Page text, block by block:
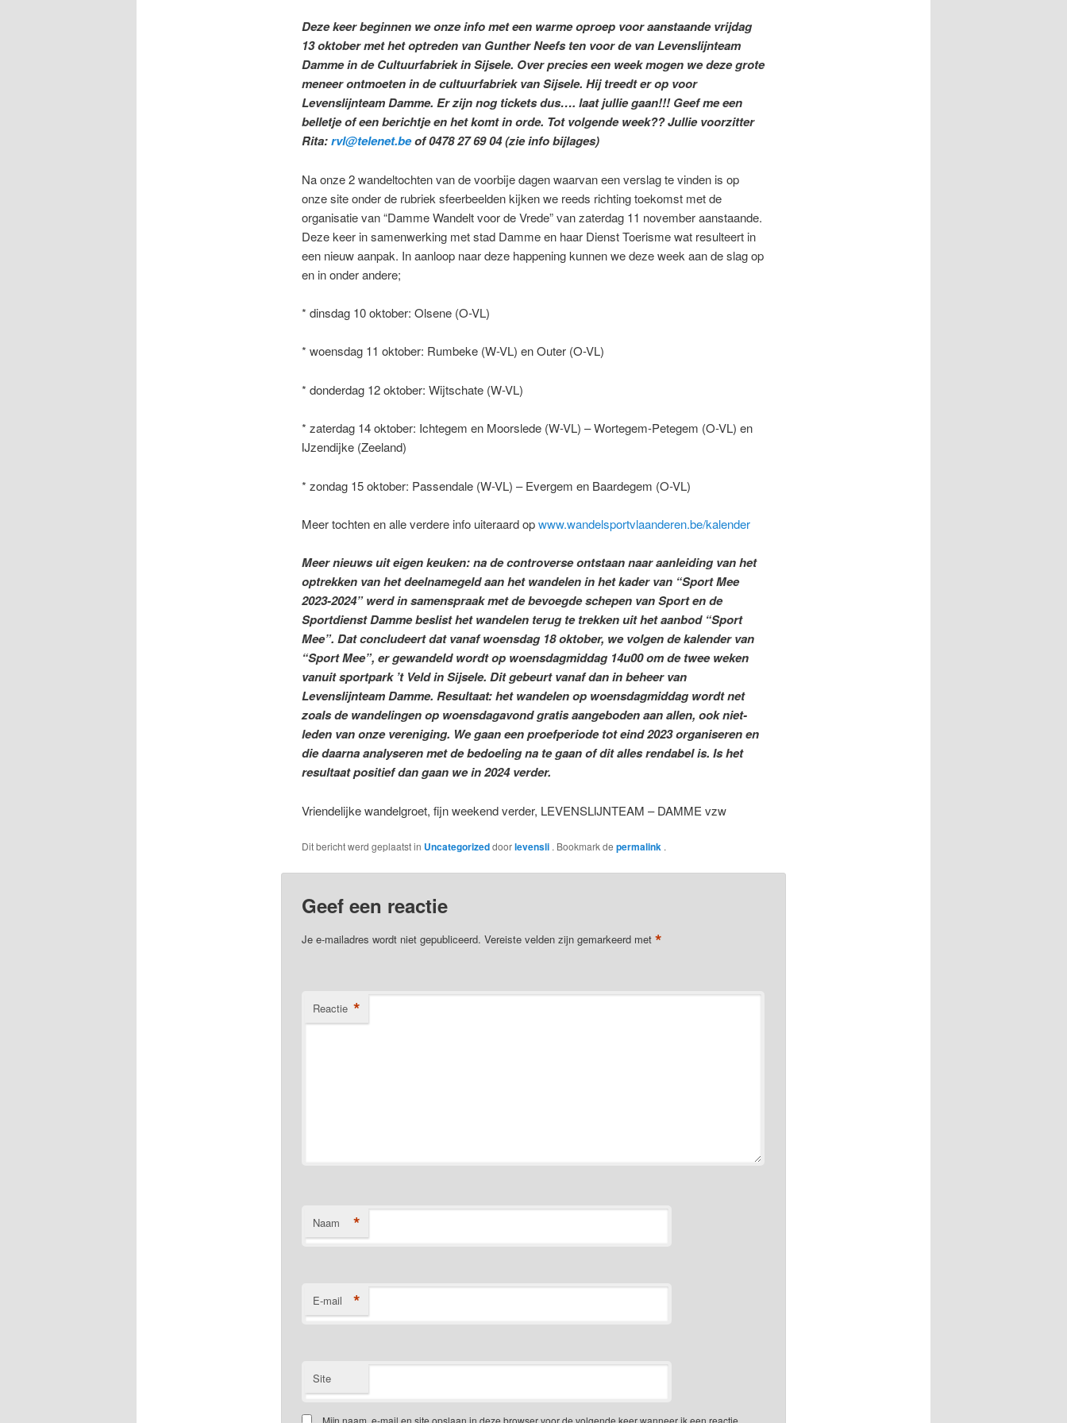
Deze keer beginnen we onze info met een warme oproep voor aanstaande vrijdag
13 oktober met het optreden van Gunther Neefs ten voor de van Levenslijnteam
Damme in de Cultuurfabriek in Sijsele. Over precies een week mogen we deze grote
meneer ontmoeten in de cultuurfabriek van Sijsele. Hij treedt er op voor
Levenslijnteam Damme. Er zijn nog tickets dus…. laat jullie gaan!!! Geef me een
belletje of een berichtje en het komt in orde. Tot volgende week?? Jullie voorzitter
Rita:rvl@telenet.beof 0478 27 69 04 (zie info bijlages)
Na onze 2 wandeltochten van de voorbije dagen waarvan een verslag te vinden is op
onze site onder de rubriek sfeerbeelden kijken we reeds richting toekomst met de
organisatie van “Damme Wandelt voor de Vrede” van zaterdag 11 november aanstaande.
Deze keer in samenwerking met stad Damme en haar Dienst Toerisme wat resulteert in
een nieuw aanpak. In aanloop naar deze happening kunnen we deze week aan de slag op
en in onder andere;
* dinsdag 10 oktober: Olsene (O-VL)
* woensdag 11 oktober: Rumbeke (W-VL) en Outer (O-VL)
* donderdag 12 oktober: Wijtschate (W-VL)
* zaterdag 14 oktober: Ichtegem en Moorslede (W-VL) – Wortegem-Petegem (O-VL) en
IJzendijke (Zeeland)
* zondag 15 oktober: Passendale (W-VL) – Evergem en Baardegem (O-VL)
Meer tochten en alle verdere info uiteraard opwww.wandelsportvlaanderen.be/kalender
Meer nieuws uit eigen keuken: na de controverse ontstaan naar aanleiding van het
optrekken van het deelnamegeld aan het wandelen in het kader van “Sport Mee
2023-2024” werd in samenspraak met de bevoegde schepen van Sport en de
Sportdienst Damme beslist het wandelen terug te trekken uit het aanbod “Sport
Mee”. Dat concludeert dat vanaf woensdag 18 oktober, we volgen de kalender van
“Sport Mee”, er gewandeld wordt op woensdagmiddag 14u00 om de twee weken
vanuit sportpark ’t Veld in Sijsele. Dit gebeurt vanaf dan in beheer van
Levenslijnteam Damme. Resultaat: het wandelen op woensdagmiddag wordt net
zoals de wandelingen op woensdagavond gratis aangeboden aan allen, ook niet-
leden van onze vereniging. We gaan een proefperiode tot eind 2023 organiseren en
die daarna analyseren met de bedoeling na te gaan of dit alles rendabel is. Is het
resultaat positief dan gaan we in 2024 verder.
Vriendelijke wandelgroet, fijn weekend verder, LEVENSLIJNTEAM – DAMME vzw
Dit bericht werd geplaatst in Uncategorizeddoorlevensli . Bookmark de permalink .
Geef een reactie
Je e-mailadres wordt niet gepubliceerd. Vereiste velden zijn gemarkeerd met *
Reactie *
Naam *
E-mail *
Site
Mijn naam, e-mail en site opslaan in deze browser voor de volgende keer wanneer ik een reactie